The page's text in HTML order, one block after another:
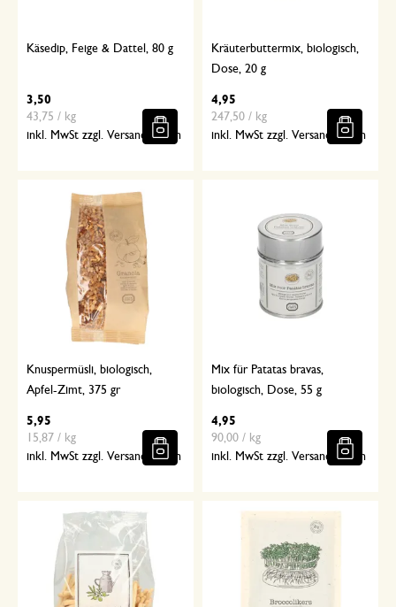
Käsedip, Feige & Dattel, 80 g
3,50
43,75 / kg
inkl. MwSt zzgl. Versandkosten
Kräuterbuttermix, biologisch,
Dose, 20 g
4,95
247,50 / kg
inkl. MwSt zzgl. Versandkosten
Knuspermüsli, biologisch,
Apfel-Zimt, 375 gr
5,95
15,87 / kg
inkl. MwSt zzgl. Versandkosten
Mix für Patatas bravas,
biologisch, Dose, 55 g
4,95
90,00 / kg
inkl. MwSt zzgl. Versandkosten